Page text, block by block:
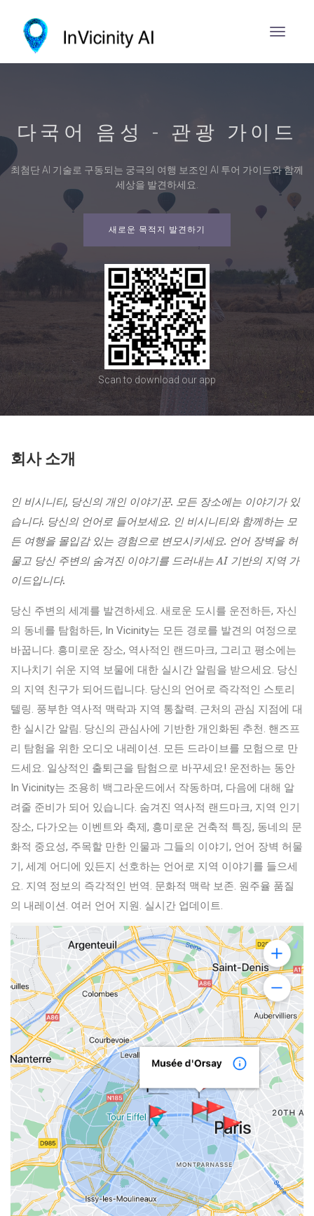
다국어 음성 - 관광 가이드
최첨단 AI 기술로 구동되는 궁극의 여행 보조인 AI 투어 가이드와 함께
세상을 발견하세요.
새로운 목적지 발견하기
Scan to download our app
회사 소개
인 비시니티, 당신의 개인 이야기꾼. 모든 장소에는 이야기가 있
습니다. 당신의 언어로 들어보세요. 인 비시니티와 함께하는 모
든 여행을 몰입감 있는 경험으로 변모시키세요. 언어 장벽을 허
물고 당신 주변의 숨겨진 이야기를 드러내는 AI 기반의 지역 가
이드입니다.
당신 주변의 세계를 발견하세요. 새로운 도시를 운전하든, 자신
의 동네를 탐험하든, In Vicinity는 모든 경로를 발견의 여정으로
바꿉니다. 흥미로운 장소, 역사적인 랜드마크, 그리고 평소에는
지나치기 쉬운 지역 보물에 대한 실시간 알림을 받으세요. 당신
의 지역 친구가 되어드립니다. 당신의 언어로 즉각적인 스토리
텔링. 풍부한 역사적 맥락과 지역 통찰력. 근처의 관심 지점에 대
한 실시간 알림. 당신의 관심사에 기반한 개인화된 추천. 핸즈프
리 탐험을 위한 오디오 내레이션. 모든 드라이브를 모험으로 만
드세요. 일상적인 출퇴근을 탐험으로 바꾸세요! 운전하는 동안
In Vicinity는 조용히 백그라운드에서 작동하며, 다음에 대해 알
려줄 준비가 되어 있습니다. 숨겨진 역사적 랜드마크, 지역 인기
장소, 다가오는 이벤트와 축제, 흥미로운 건축적 특징, 동네의 문
화적 중요성, 주목할 만한 인물과 그들의 이야기, 언어 장벽 허물
기, 세계 어디에 있든지 선호하는 언어로 지역 이야기를 들으세
요. 지역 정보의 즉각적인 번역. 문화적 맥락 보존. 원주율 품질
의 내레이션. 여러 언어 지원. 실시간 업데이트.